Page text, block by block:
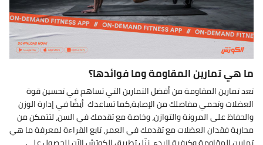
ما هي تمارين المقاومة وما فوائدها؟
تعد تمارين المقاومة من أفضل التمارين التي تساهم في تحسين قوة
العضلات وتحمي مفاصلك من الإصابة،كما تساعدك أيضًا في إدارة الوزن
والحفاظ على المرونة والتوازن، وخاصة مع تقدمك في السن، لتتمكن من
محاربة فقدان العضلات مع تقدمك في العمر، تابع القراءة لمعرفة ما هي